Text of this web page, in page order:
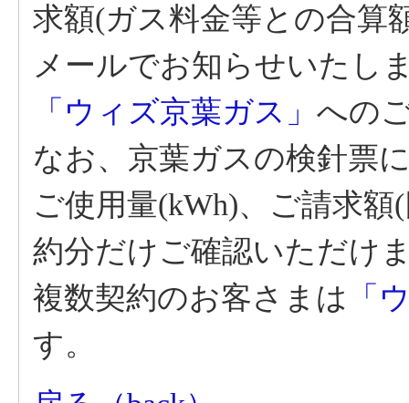
求額(ガス料金等との合算
メールでお知らせいたし
「ウィズ京葉ガス」 への
なお、京葉ガスの検針票
ご使用量(kWh)、ご請求
約分だけご確認いただけ
複数契約のお客さまは
「
す。